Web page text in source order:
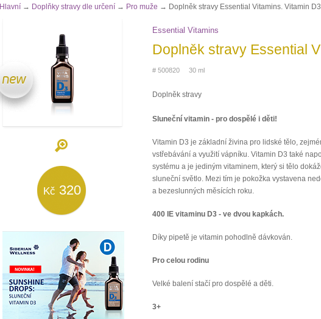
Hlavní → Doplňky stravy dle určení → Pro muže → Doplněk stravy Essential Vitamins. Vitamin
Kč 320
Essential Vitamins
Doplněk stravy Essential
# 500820 30 ml
Doplněk stravy
Sluneční vitamin - pro dospělé i děti!
Vitamin D3 je základní živina pro lidské tělo,
vstřebávání a využití vápníku. Vitamin D3 také
systému a je jediným vitaminem, který si tělo
sluneční světlo. Mezi tím je pokožka vystavena
a bezeslunných měsících roku.
400 IE vitaminu D3 - ve dvou kapkách.
Díky pipetě je vitamin pohodlně dávkován.
Pro celou rodinu
Velké balení stačí pro dospělé a děti.
3+